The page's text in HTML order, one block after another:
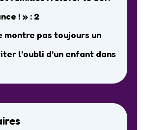
! » : 2
montre pas toujours un
l’oubli d’un enfant dans